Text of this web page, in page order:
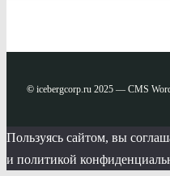
© icebergcorp.ru 2025 — CMS
Пользуясь сайтом, вы
и политикой